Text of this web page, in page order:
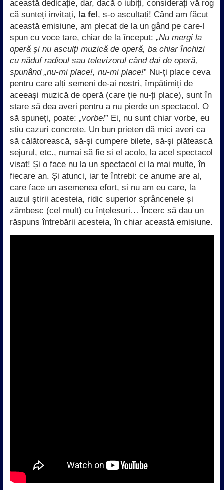
această dedicație, dar, dacă o iubiți, considerați vă rog
că sunteți invitați, la fel, s-o ascultați! Când am făcut
această emisiune, am plecat de la un gând pe care-l
spun cu voce tare, chiar de la început: „Nu mergi la
operă și nu asculți muzică de operă, ba chiar închizi
cu năduf radioul sau televizorul când dai de operă,
spunând „nu-mi place!, nu-mi place!” Nu-ți place ceva
pentru care alți semeni de-ai noștri, împătimiți de
aceeași muzică de operă (care ție nu-ți place), sunt în
stare să dea averi pentru a nu pierde un spectacol. O
să spuneți, poate: „vorbe!” Ei, nu sunt chiar vorbe, eu
știu cazuri concrete. Un bun prieten dă mici averi ca
să călătorească, să-și cumpere bilete, să-și plătească
sejurul, etc., numai să fie și el acolo, la acel spectacol
visat! Și o face nu la un spectacol ci la mai multe, în
fiecare an. Și atunci, iar te întrebi: ce anume are al,
care face un asemenea efort, și nu am eu care, la
auzul știrii acesteia, ridic superior sprâncenele și
zâmbesc (cel mult) cu înțelesuri… Încerc să dau un
răspuns întrebării acesteia, în chiar această emisiune.